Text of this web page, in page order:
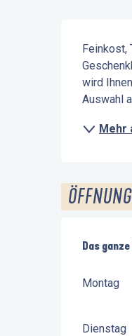
Feinkost,
wird
Auswahl
Mehr
Das
Das
Montag
Dienstag